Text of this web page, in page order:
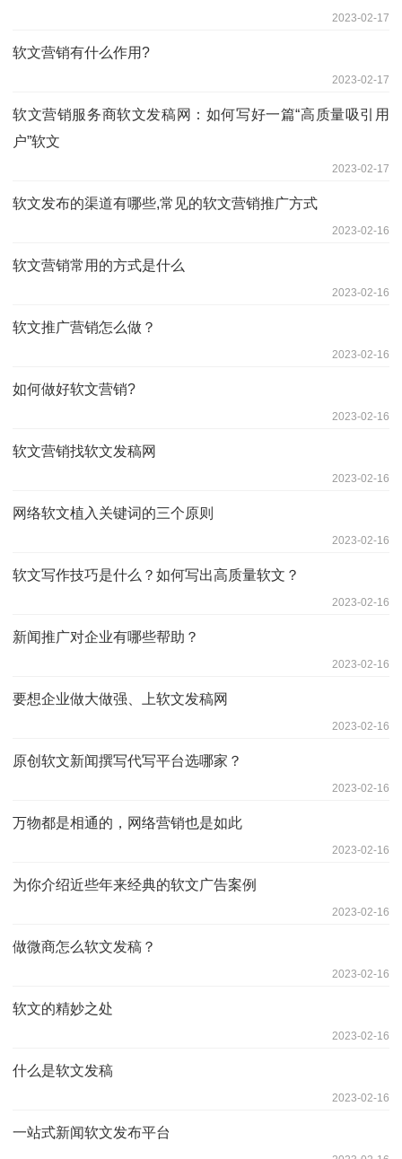
2023-02-17
软文营销有什么作用?
2023-02-17
软文营销服务商软文发稿网：如何写好一篇“高质量吸引用
户”软文
2023-02-17
软文发布的渠道有哪些,常见的软文营销推广方式
2023-02-16
软文营销常用的方式是什么
2023-02-16
软文推广营销怎么做？
2023-02-16
如何做好软文营销?
2023-02-16
软文营销找软文发稿网
2023-02-16
网络软文植入关键词的三个原则
2023-02-16
软文写作技巧是什么？如何写出高质量软文？
2023-02-16
新闻推广对企业有哪些帮助？
2023-02-16
要想企业做大做强、上软文发稿网
2023-02-16
原创软文新闻撰写代写平台选哪家？
2023-02-16
万物都是相通的，网络营销也是如此
2023-02-16
为你介绍近些年来经典的软文广告案例
2023-02-16
做微商怎么软文发稿？
2023-02-16
软文的精妙之处
2023-02-16
什么是软文发稿
2023-02-16
一站式新闻软文发布平台